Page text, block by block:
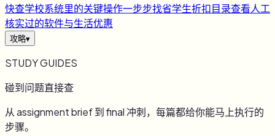
快查学校系统里的关键操作一步步找省学生折扣目录查看人工
核实过的软件与生活优惠
攻略▾
STUDY GUIDES
碰到问题直接查
从 assignment brief 到 final 冲刺，每篇都给你能马上执行的
步骤。